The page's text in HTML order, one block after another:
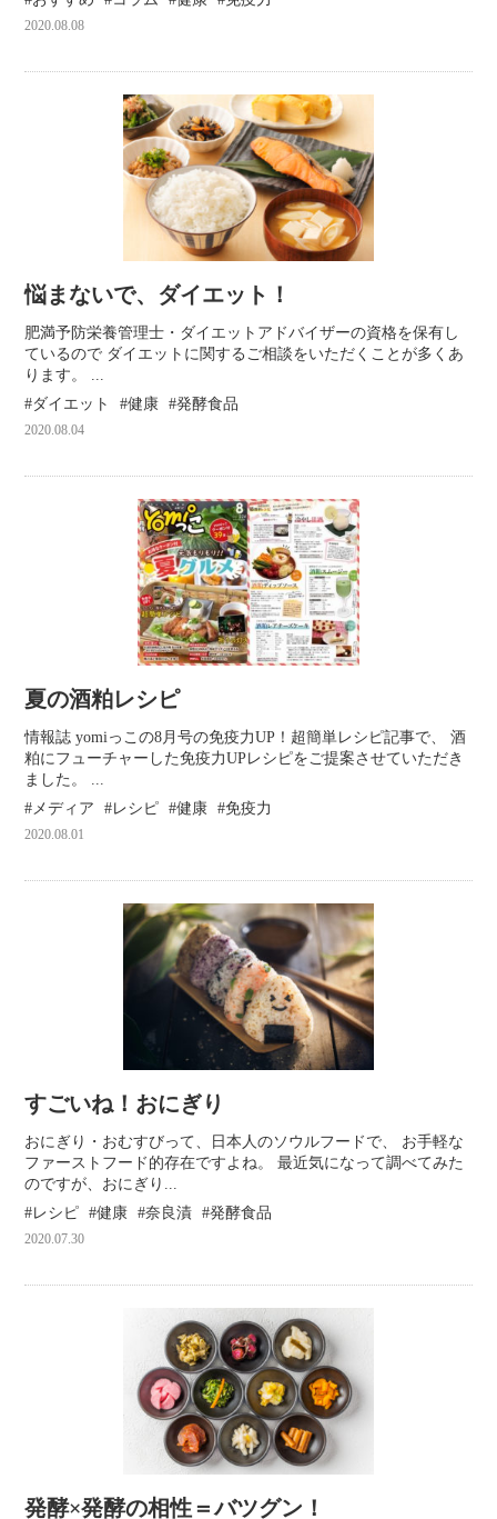
2020.08.08
悩まないで、ダイエット！
肥満予防栄養管理士・ダイエットアドバイザーの資格を保有し
ているので ダイエットに関するご相談をいただくことが多くあ
ります。 ...
ダイエット
健康 発酵食品
2020.08.04
夏の酒粕レシピ
情報誌 yomiっこの8月号の免疫力UP！超簡単レシピ記事で、 酒
粕にフューチャーした免疫力UPレシピをご提案させていただき
ました。 ...
メディア
レシピ 健康 免疫力
2020.08.01
すごいね！おにぎり
おにぎり・おむすびって、日本人のソウルフードで、 お手軽な
ファーストフード的存在ですよね。 最近気になって調べてみた
のですが、おにぎり...
レシピ
健康 奈良漬 発酵食品
2020.07.30
発酵×発酵の相性＝バツグン！